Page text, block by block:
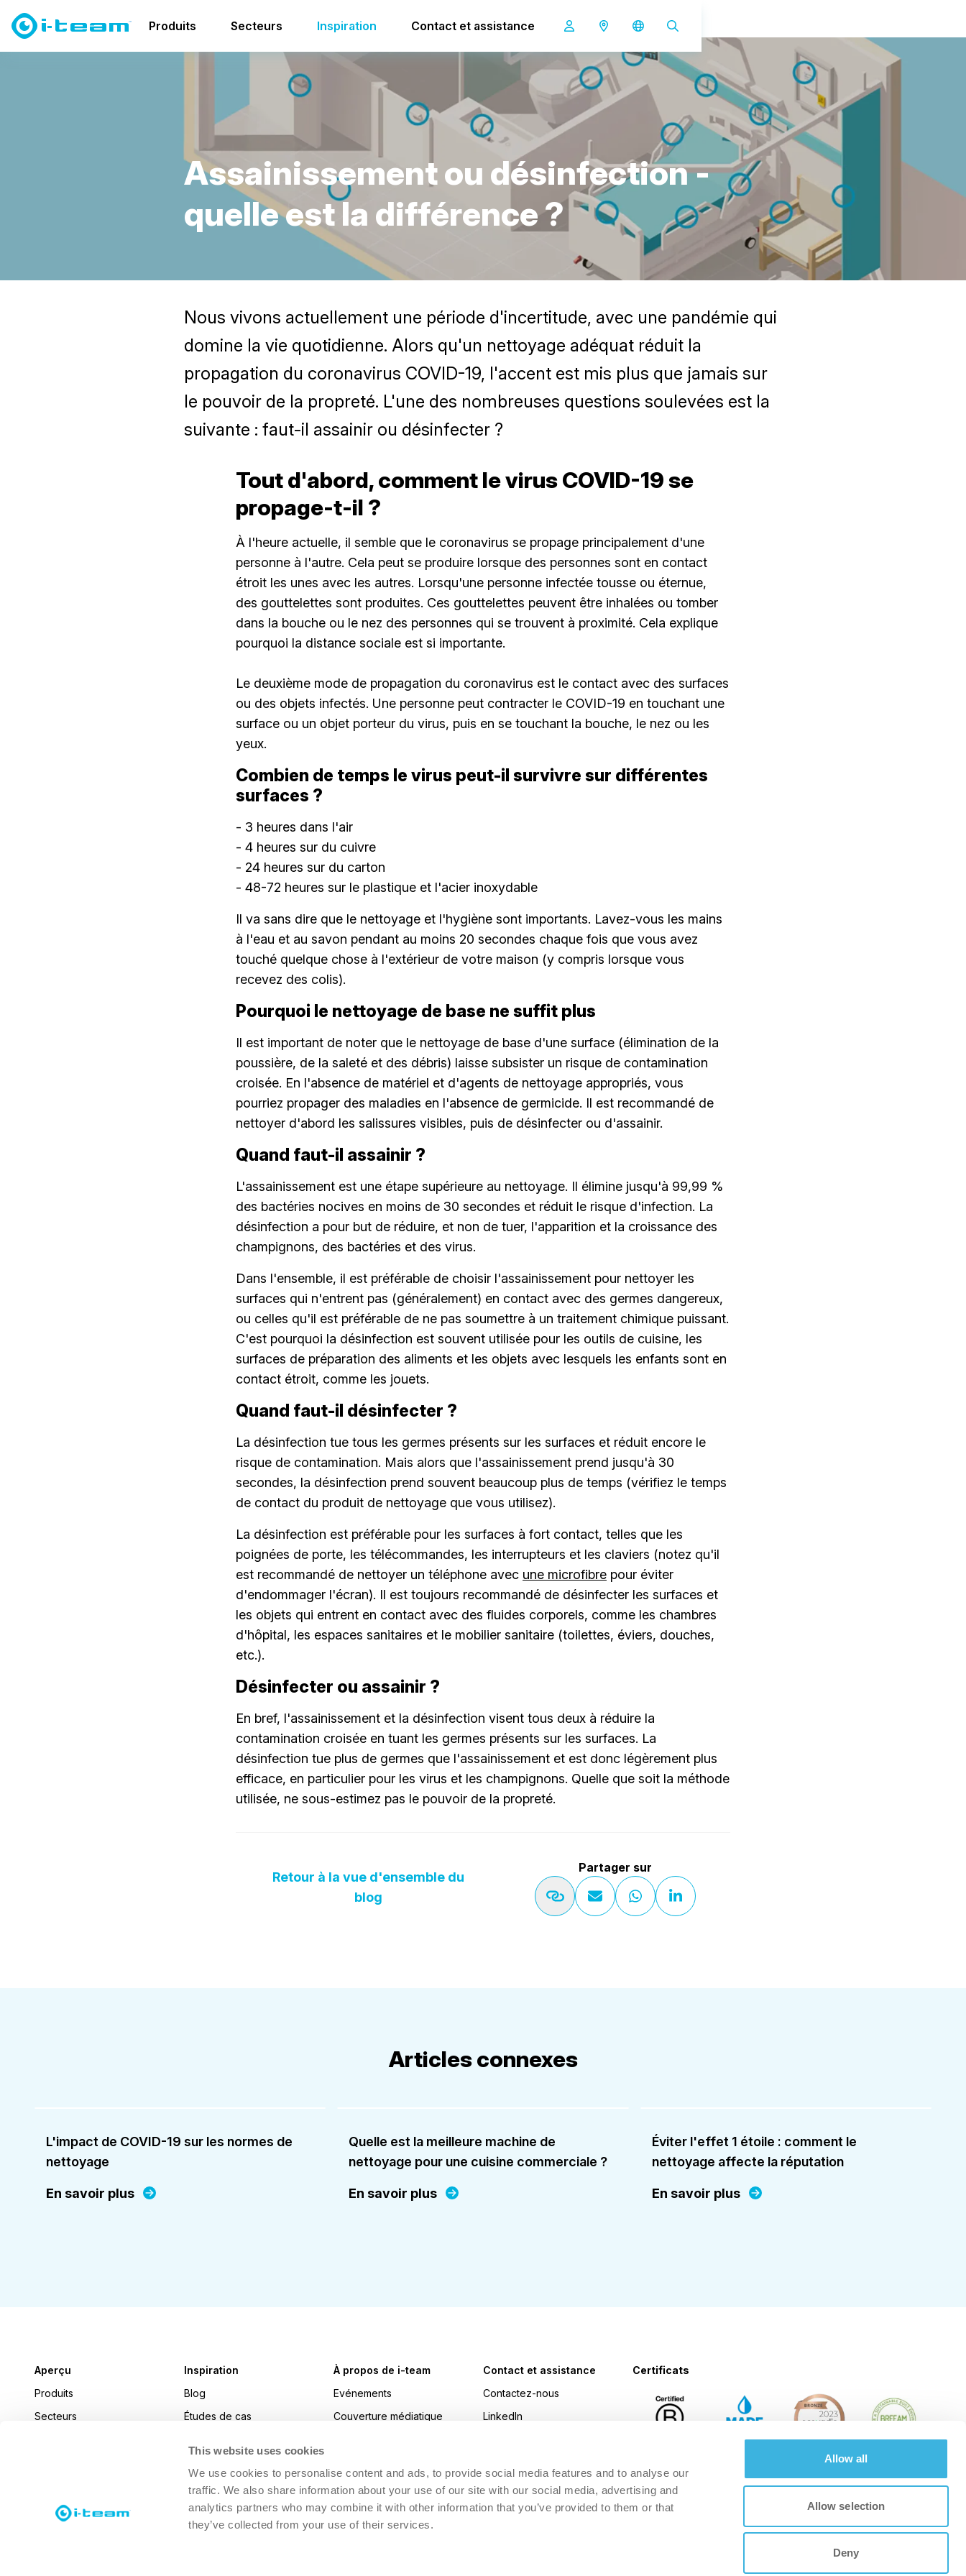
This website uses cookies
We use cookies to personalise content and ads, to provide social media features and to analyse our
traffic. We also share information about your use of our site with our social media, advertising and
analytics partners who may combine it with other information that you’ve provided to them or that
they’ve collected from your use of their services.
Allow all
Allow selection
Deny
Produits Secteurs Inspiration Contact et assistance
Assainissement ou désinfection - quelle est la différence ?
Assainissementou désinfection-
quelleestla différence?
Nous vivons actuellement une période d'incertitude, avec une pandémie qui
domine la vie quotidienne. Alors qu'un nettoyage adéquat réduit la
propagation du coronavirus COVID-19, l'accent est mis plus que jamais sur
le pouvoir de la propreté. L'une des nombreuses questions soulevées est la
suivante : faut-il assainir ou désinfecter ?
Tout d'abord, comment le virus COVID-19 se
propage-t-il ?
À l'heure actuelle, il semble que le coronavirus se propage principalement d'une
personne à l'autre. Cela peut se produire lorsque des personnes sont en contact
étroit les unes avec les autres. Lorsqu'une personne infectée tousse ou éternue,
des gouttelettes sont produites. Ces gouttelettes peuvent être inhalées ou tomber
dans la bouche ou le nez des personnes qui se trouvent à proximité. Cela explique
pourquoi la distance sociale est si importante.
Le deuxième mode de propagation du coronavirus est le contact avec des surfaces
ou des objets infectés. Une personne peut contracter le COVID-19 en touchant une
surface ou un objet porteur du virus, puis en se touchant la bouche, le nez ou les
yeux.
Combien de temps le virus peut-il survivre sur différentes
surfaces ?
- 3 heures dans l'air
- 4 heures sur du cuivre
- 24 heures sur du carton
- 48-72 heures sur le plastique et l'acier inoxydable
Il va sans dire que le nettoyage et l'hygiène sont importants. Lavez-vous les mains
à l'eau et au savon pendant au moins 20 secondes chaque fois que vous avez
touché quelque chose à l'extérieur de votre maison (y compris lorsque vous
recevez des colis).
Pourquoi le nettoyage de base ne suffit plus
Il est important de noter que le nettoyage de base d'une surface (élimination de la
poussière, de la saleté et des débris) laisse subsister un risque de contamination
croisée. En l'absence de matériel et d'agents de nettoyage appropriés, vous
pourriez propager des maladies en l'absence de germicide. Il est recommandé de
nettoyer d'abord les salissures visibles, puis de désinfecter ou d'assainir.
Quand faut-il assainir ?
L'assainissement est une étape supérieure au nettoyage. Il élimine jusqu'à 99,99 %
des bactéries nocives en moins de 30 secondes et réduit le risque d'infection. La
désinfection a pour but de réduire, et non de tuer, l'apparition et la croissance des
champignons, des bactéries et des virus.
Dans l'ensemble, il est préférable de choisir l'assainissement pour nettoyer les
surfaces qui n'entrent pas (généralement) en contact avec des germes dangereux,
ou celles qu'il est préférable de ne pas soumettre à un traitement chimique puissant.
C'est pourquoi la désinfection est souvent utilisée pour les outils de cuisine, les
surfaces de préparation des aliments et les objets avec lesquels les enfants sont en
contact étroit, comme les jouets.
Quand faut-il désinfecter ?
La désinfection tue tous les germes présents sur les surfaces et réduit encore le
risque de contamination. Mais alors que l'assainissement prend jusqu'à 30
secondes, la désinfection prend souvent beaucoup plus de temps (vérifiez le temps
de contact du produit de nettoyage que vous utilisez).
La désinfection est préférable pour les surfaces à fort contact, telles que les
poignées de porte, les télécommandes, les interrupteurs et les claviers (notez qu'il
est recommandé de nettoyer un téléphone avec une microfibre pour éviter
d'endommager l'écran). Il est toujours recommandé de désinfecter les surfaces et
les objets qui entrent en contact avec des fluides corporels, comme les chambres
d'hôpital, les espaces sanitaires et le mobilier sanitaire (toilettes, éviers, douches,
etc.).
Désinfecter ou assainir ?
En bref, l'assainissement et la désinfection visent tous deux à réduire la
contamination croisée en tuant les germes présents sur les surfaces. La
désinfection tue plus de germes que l'assainissement et est donc légèrement plus
efficace, en particulier pour les virus et les champignons. Quelle que soit la méthode
utilisée, ne sous-estimez pas le pouvoir de la propreté.
Retour à la vue d'ensemble du
blog
Partager sur
Articles connexes
L'impact de COVID-19 sur les normes de
nettoyage
En savoir plus
Quelle est la meilleure machine de
nettoyage pour une cuisine commerciale ?
En savoir plus
Éviter l'effet 1 étoile : comment le
nettoyage affecte la réputation
En savoir plus
Aperçu
Produits
Secteurs
Inspiration
Blog
Études de cas
À propos de i-team
Evénements
Couverture médiatique
Développement durable
Made Blue
i-academy
Contact et assistance
Contactez-nous
LinkedIn
Facebook
Certificats